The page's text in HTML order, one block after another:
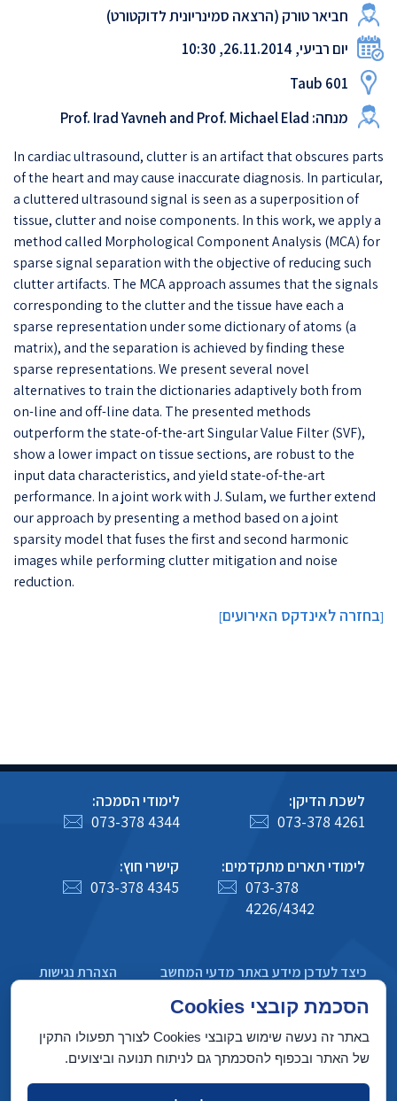
חביאר טורק (הרצאה סמינריונית לדוקטורט)
יום רביעי, 26.11.2014, 10:30
Taub 601
מנחה: Prof. Irad Yavneh and Prof. Michael Elad
In cardiac ultrasound, clutter is an artifact that obscures parts
of the heart and may cause inaccurate diagnosis. In particular,
a cluttered ultrasound signal is seen as a superposition of
tissue, clutter and noise components. In this work, we apply a
method called Morphological Component Analysis (MCA) for
sparse signal separation with the objective of reducing such
clutter artifacts. The MCA approach assumes that the signals
corresponding to the clutter and the tissue have each a
sparse representation under some dictionary of atoms (a
matrix), and the separation is achieved by finding these
sparse representations. We present several novel
alternatives to train the dictionaries adaptively both from
on-line and off-line data. The presented methods
outperform the state-of-the-art Singular Value Filter (SVF),
show a lower impact on tissue sections, are robust to the
input data characteristics, and yield state-of-the-art
performance. In a joint work with J. Sulam, we further extend
our approach by presenting a method based on a joint
sparsity model that fuses the first and second harmonic
images while performing clutter mitigation and noise
reduction.
[בחזרה לאינדקס האירועים]
לשכת הדיקן:
073-378 4261
לימודי הסמכה:
073-378 4344
לימודי תארים מתקדמים:
073-378
4226/4342
קישרי חוץ:
073-378 4345
כיצד לעדכן מידע באתר מדעי המחשב
הצהרת נגישות
מדיניות פרטיות הסכמת קובצי Cookies
באתר זה נעשה שימוש בקובצי Cookies לצורך תפעולו התקין
של האתר ובכפוף להסכמתך גם לניתוח תנועה וביצועים.